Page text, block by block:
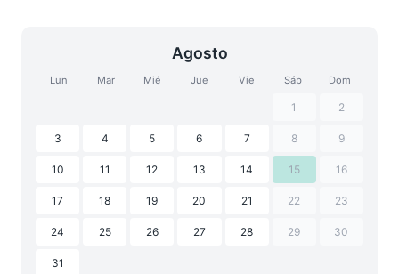
Agosto
Lun Mar Mié Jue Vie Sáb Dom
1 2
3 4 5 6 7 8 9
10 11 12 13 14 15 16
17 18 19 20 21 22 23
24 25 26 27 28 29 30
31